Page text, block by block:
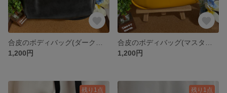
1,200円
1,200円
残り1点 残り1点